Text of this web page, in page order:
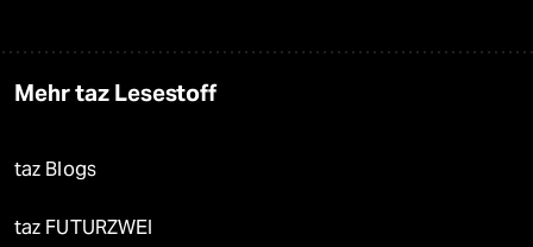
Mehr taz Lesestoff
taz Blogs
taz FUTURZWEI